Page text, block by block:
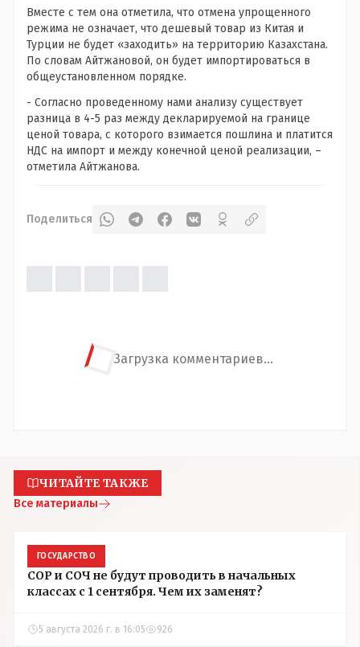
Вместе с тем она отметила, что отмена упрощенного
режима не означает, что дешевый товар из Китая и
Турции не будет «заходить» на территорию Казахстана.
По словам Айтжановой, он будет импортироваться в
общеустановленном порядке.
- Согласно проведенному нами анализу существует
разница в 4-5 раз между декларируемой на границе
ценой товара, с которого взимается пошлина и платится
НДС на импорт и между конечной ценой реализации, –
отметила Айтжанова.
Поделиться
Загрузка комментариев...
ЧИТАЙТЕ ТАКЖЕ
Все материалы
ГОСУДАРСТВО
СОР и СОЧ не будут проводить в начальных
классах с 1 сентября. Чем их заменят?
5 августа 2026 г. в 16:05 926